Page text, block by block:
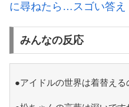
に尋ねたら…スゴい答え
みんなの反応
●アイドルの世界は着替え